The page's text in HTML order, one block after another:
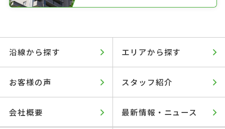
沿線から探す エリアから探す
お客様の声 スタッフ紹介
会社概要 最新情報・ニュース